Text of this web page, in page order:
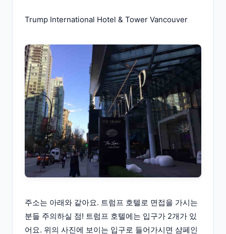
Trump International Hotel & Tower Vancouver
주소는 아래와 같아요. 트럼프 호텔로 면접을 가시는
분들 주의하실 점! 트럼프 호텔에는 입구가 2개가 있
어요. 위의 사진에 보이는 입구로 들어가시면 샴페인